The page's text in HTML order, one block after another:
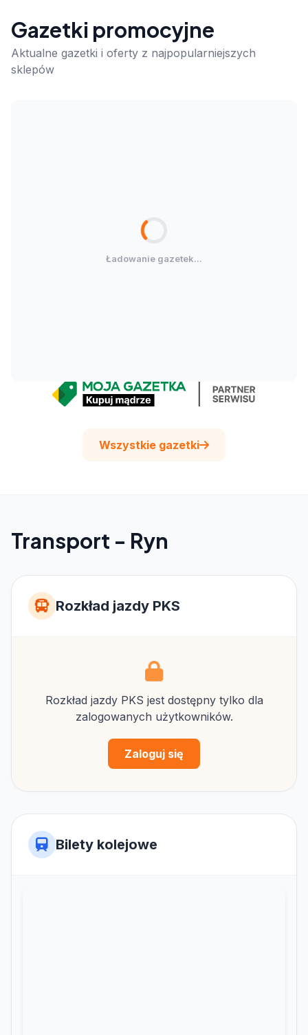
Gazetki promocyjne
Aktualne gazetki i oferty z najpopularniejszych
sklepów
Ładowanie gazetek...
Wszystkie gazetki
Transport - Ryn
Rozkład jazdy PKS
Rozkład jazdy PKS jest dostępny tylko dla
zalogowanych użytkowników.
Zaloguj się
Bilety kolejowe